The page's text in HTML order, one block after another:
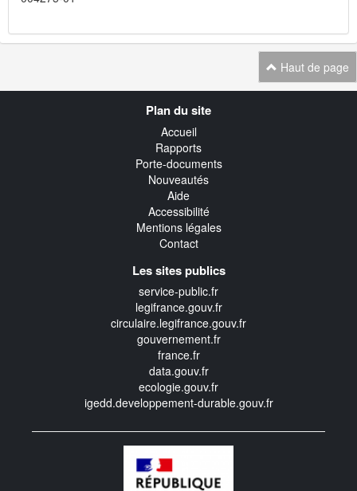
Haut de page
Plan du site
Accueil
Rapports
Porte-documents
Nouveautés
Aide
Accessibilité
Mentions légales
Contact
Les sites publics
service-public.fr
legifrance.gouv.fr
circulaire.legifrance.gouv.fr
gouvernement.fr
france.fr
data.gouv.fr
ecologie.gouv.fr
igedd.developpement-durable.gouv.fr